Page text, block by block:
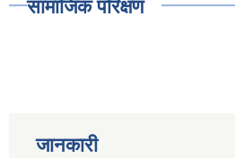
सामाजिक परिक्षण
जानकारी